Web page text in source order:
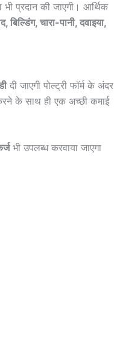
प्रदान की जाएगी। आर्थिक
बिल्डिंग, चारा-पानी, दवाइया,
दी जाएगी पोल्ट्री फॉर्म के अंदर
के साथ ही एक अच्छी कमाई
भी उपलब्ध करवाया जाएगा